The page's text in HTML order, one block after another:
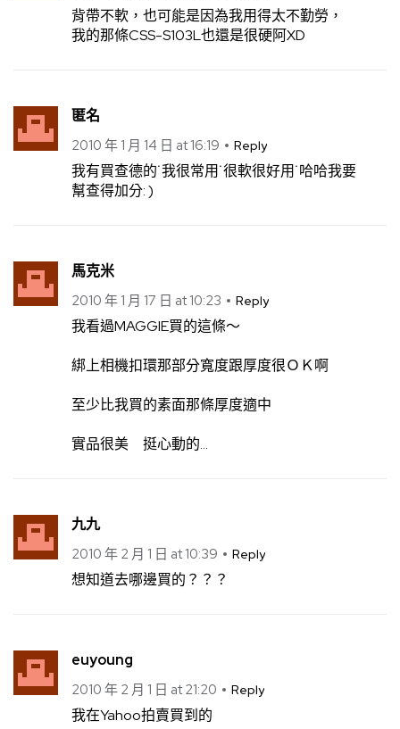
背帶不軟，也可能是因為我用得太不勤勞，
我的那條CSS-S103L也還是很硬阿XD
匿名
2010 年 1 月 14 日 at 16:19 Reply
我有買查德的˙我很常用˙很軟很好用˙哈哈我要
幫查得加分: )
馬克米
2010 年 1 月 17 日 at 10:23 Reply
我看過MAGGIE買的這條～
綁上相機扣環那部分寬度跟厚度很ＯＫ啊
至少比我買的素面那條厚度適中
實品很美 挺心動的…
九九
2010 年 2 月 1 日 at 10:39 Reply
想知道去哪邊買的？？？
euyoung
2010 年 2 月 1 日 at 21:20 Reply
我在Yahoo拍賣買到的